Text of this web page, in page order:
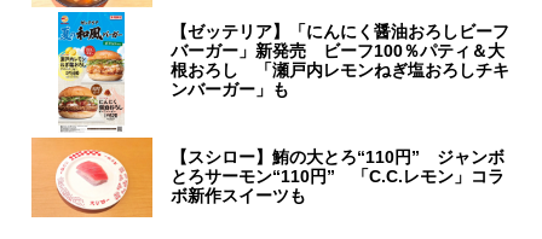
【ゼッテリア】「にんにく醤油おろしビーフ
バーガー」新発売 ビーフ100％パティ＆大
根おろし 「瀬戸内レモンねぎ塩おろしチキ
ンバーガー」も
【スシロー】鮪の大とろ“110円” ジャンボ
とろサーモン“110円” 「C.C.レモン」コラ
ボ新作スイーツも